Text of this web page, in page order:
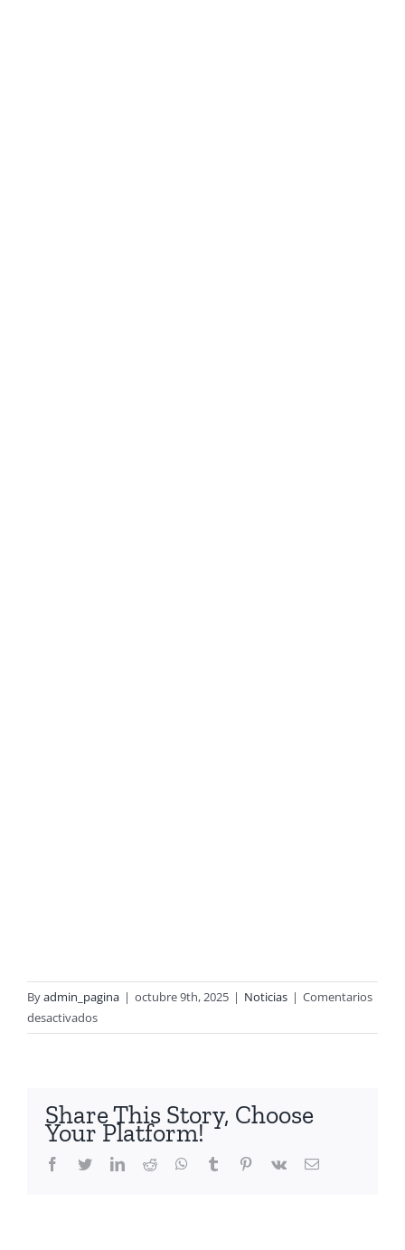
Byadmin_pagina | octubre 9th, 2025 | Noticias | Comentarios
desactivadosen
Orquesta
Share This Story, Choose
Your Platform!
Facebook
TwitterLinkedIn
Reddit Whatsapp
Tumblr Pinterest
Vk Email